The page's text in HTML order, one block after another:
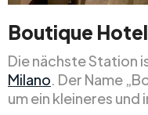
Boutique
Die nächste Station
Milano. Der Name
um ein kleineres